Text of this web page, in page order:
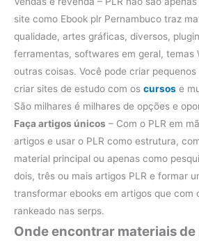
site como Ebook plr Pernambuco traz
qualidade, artes gráficas, diversos,
ferramentas, softwares em geral, temas
outras coisas. Você pode criar
criar sites de estudo com os cursos e
São milhares é milhares de opções e
Faça artigos únicos – Com o PLR em
artigos e usar o PLR como estrutura,
material principal ou apenas como
dois, três ou mais artigos PLR e formar
transformar ebooks em artigos que com
rankeado nas serps.
Onde encontrar materiais de